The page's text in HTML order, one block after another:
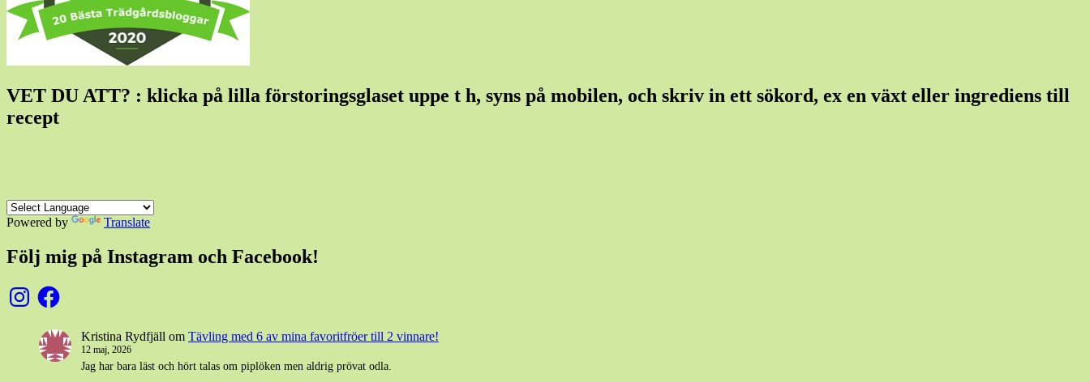
VET DU ATT? : klicka på lilla förstoringsglaset uppe t h, syns på mobilen, och skriv in ett sökord, ex en växt eller ingrediens till
recept
Powered by Translate
Följ mig på Instagram och Facebook!
InstagramFacebook
Kristina Rydfjäll om Tävling med 6 av mina favoritfröer till 2 vinnare!
12 maj, 2026
Jag har bara läst och hört talas om piplöken men aldrig prövat odla.